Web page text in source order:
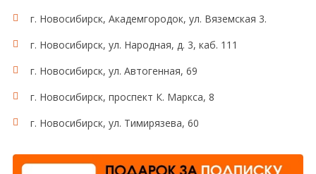
г. Новосибирск, Академгородок, ул. Вяземская 3.
г. Новосибирск, ул. Народная, д. 3, каб. 111
г. Новосибирск, ул. Автогенная, 69
г. Новосибирск, проспект К. Маркса, 8
г. Новосибирск, ул. Тимирязева, 60